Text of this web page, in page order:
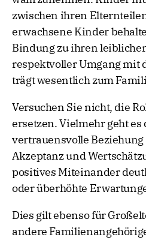
zwischen ihren
erwachsene Kinder
Bindung zu ihren
respektvoller Umgang mit
trägt wesentlich zum
Versuchen Sie nicht, die
ersetzen. Vielmehr geht
vertrauensvolle
Akzeptanz und
positives Miteinander
oder überhöhte
Dies gilt ebenso für
andere